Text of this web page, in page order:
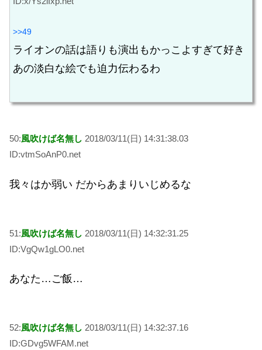
>>49
ライオンの話は語りも演出もかっこよすぎて好き
あの淡白な絵でも迫力伝わるわ
50:風吹けば名無し 2018/03/11(日) 14:31:38.03
ID:vtmSoAnP0.net
我々はか弱い だからあまりいじめるな
51:風吹けば名無し 2018/03/11(日) 14:32:31.25
ID:VgQw1gLO0.net
あなた…ご飯…
52:風吹けば名無し 2018/03/11(日) 14:32:37.16
ID:GDvg5WFAM.net